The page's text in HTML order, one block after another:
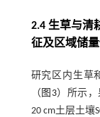
2.4 生草与清
征及区域储
研究区内生草
（ 图3）所示
20 cm土层土壤